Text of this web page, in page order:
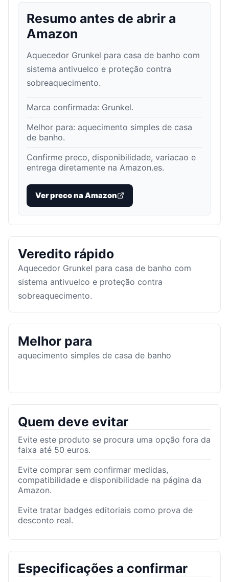
Resumo antes de abrir a
Amazon
Aquecedor Grunkel para casa de banho com
sistema antivuelco e proteção contra
sobreaquecimento.
Marca confirmada: Grunkel.
Melhor para: aquecimento simples de casa
de banho.
Confirme preco, disponibilidade, variacao e
entrega diretamente na Amazon.es.
Ver preco na Amazon
Veredito rápido
Aquecedor Grunkel para casa de banho com
sistema antivuelco e proteção contra
sobreaquecimento.
Melhor para
aquecimento simples de casa de banho
Quem deve evitar
Evite este produto se procura uma opção fora da
faixa até 50 euros.
Evite comprar sem confirmar medidas,
compatibilidade e disponibilidade na página da
Amazon.
Evite tratar badges editoriais como prova de
desconto real.
Especificações a confirmar